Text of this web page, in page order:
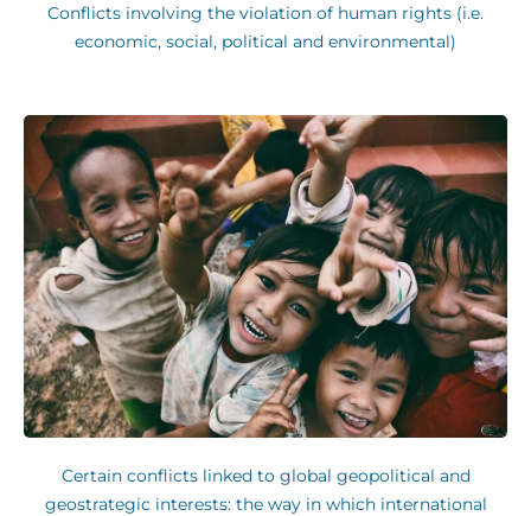
Conflicts involving the violation of human rights (i.e.
economic, social, political and environmental)
Certain conflicts linked to global geopolitical and
geostrategic interests: the way in which international